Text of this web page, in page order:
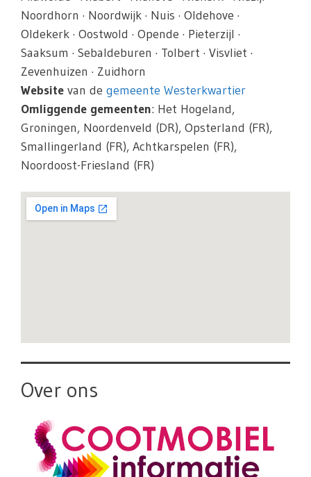
Noordhorn · Noordwijk · Nuis · Oldehove ·
Oldekerk · Oostwold · Opende · Pieterzijl ·
Saaksum · Sebaldeburen · Tolbert · Visvliet ·
Zevenhuizen · Zuidhorn
Website van de gemeente Westerkwartier
Omliggende gemeenten: Het Hogeland,
Groningen, Noordenveld (DR), Opsterland (FR),
Smallingerland (FR), Achtkarspelen (FR),
Noordoost-Friesland (FR)
Over ons